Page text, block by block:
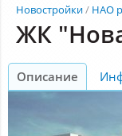
Новостройки НАО
ЖК
Описание